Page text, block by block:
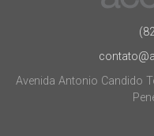
Avenida Antonio Candido